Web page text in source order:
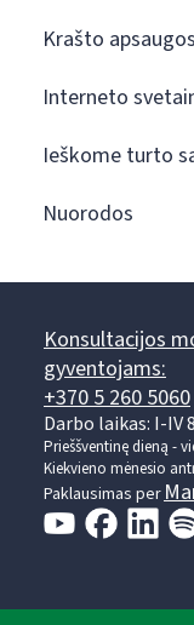
Krašto
Interneto
Ieškome turto
Nuorodos
Konsultacijos
gyventojams:
+370 5 260 5060
Darbo laikas: I-IV
Prieššventinę dieną -
Kiekvieno mėnesio
Paklausimas per